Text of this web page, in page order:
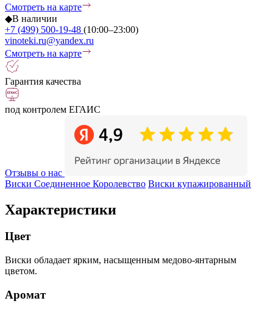
Смотреть на карте
◆В наличии
+7 (499) 500-19-48 (10:00–23:00)
vinoteki.ru@yandex.ru
Смотреть на карте
Гарантия качества
под контролем ЕГАИС
Отзывы о нас
Виски Соединенное Королевство Виски купажированный
Характеристики
Цвет
Виски обладает ярким, насыщенным медово-янтарным
цветом.
Аромат